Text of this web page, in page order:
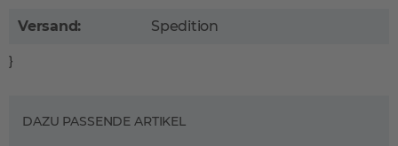
Versand: Spedition
}
DAZU PASSENDE ARTIKEL